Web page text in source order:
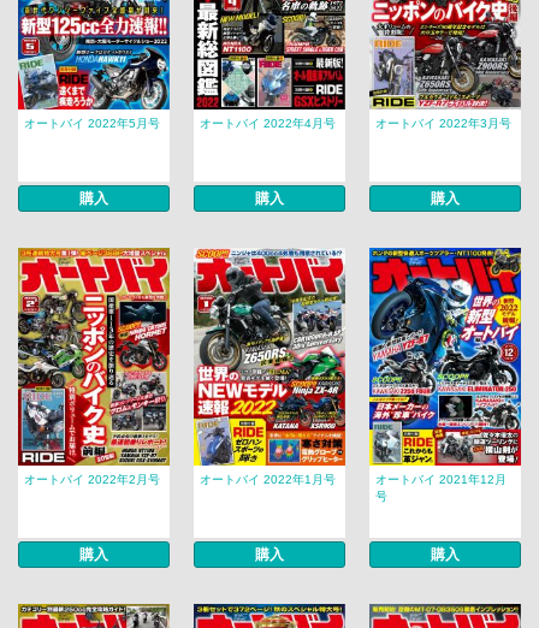
オートバイ 2022年5月号
購入
オートバイ 2022年4月号
購入
オートバイ 2022年3月号
購入
オートバイ 2022年2月号
購入
オートバイ 2022年1月号
購入
オートバイ 2021年12月
号
購入